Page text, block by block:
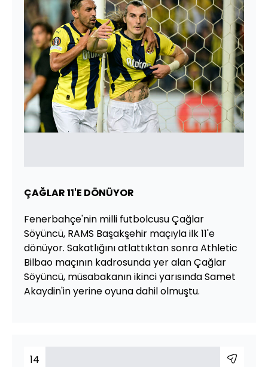
ÇAĞLAR 11'E DÖNÜYOR
Fenerbahçe'nin milli futbolcusu Çağlar
Söyüncü, RAMS Başakşehir maçıyla ilk 11'e
dönüyor. Sakatlığını atlattıktan sonra Athletic
Bilbao maçının kadrosunda yer alan Çağlar
Söyüncü, müsabakanın ikinci yarısında Samet
Akaydin'in yerine oyuna dahil olmuştu.
14